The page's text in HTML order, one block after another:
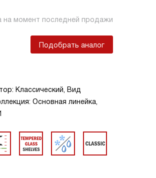
на момент последней продажи
Подобрать аналог
Классический, Вид
Основная линейка,